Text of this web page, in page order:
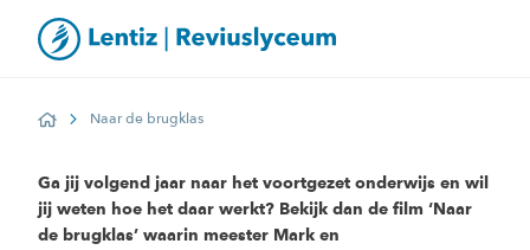
HomeNaar de brugklas
Ga jij volgend jaar naar het voortgezet onderwijs en wil
jij weten hoe het daar werkt? Bekijk dan de film ‘Naar
de brugklas’ waarin meester Mark en